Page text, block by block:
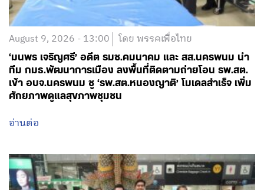
ทีม กมธ.พัฒนาการเมือง ลงพื้นที่ติดตามถ่ายโอน รพ.สต.
เข้า อบจ.นครพนม ชู ‘รพ.สต.หนองญาติ’ โมเดลสำเร็จ เพิ่ม
ศักยภาพดูแลสุขภาพชุมชน
อ่านต่อ